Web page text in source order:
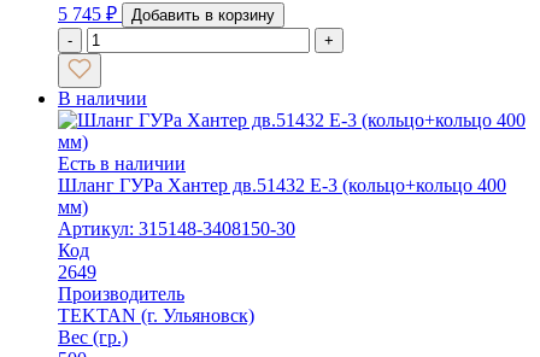
5 745 ₽
Добавить в корзину
-
+
В наличии
Есть в наличии
Шланг ГУРа Хантер дв.51432 Е-3 (кольцо+кольцо 400
мм)
Артикул: 315148-3408150-30
Код
2649
Производитель
TEKTAN (г. Ульяновск)
Вес (гр.)